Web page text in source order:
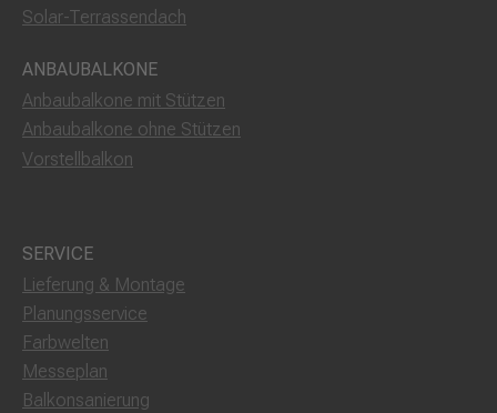
Solar-Terrassendach
ANBAUBALKONE
Anbaubalkone mit Stützen
Anbaubalkone ohne Stützen
Vorstellbalkon
SERVICE
Lieferung & Montage
Planungsservice
Farbwelten
Messeplan
Balkonsanierung